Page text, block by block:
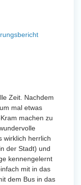
Zeit. Nachdem
mal etwas
machen zu
wirklich herrlich
der Stadt) und
kennengelernt
mit in das
dem Bus in das